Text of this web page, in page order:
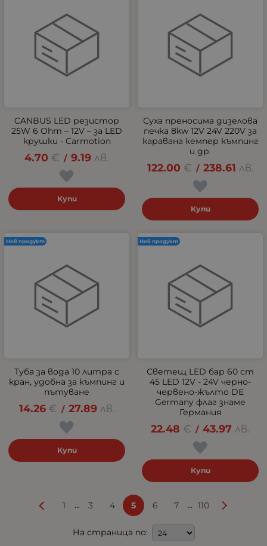
CANBUS LED резистор
25W 6 Ohm – 12V – за LED
крушки - Carmotion
4.70 € / 9.19 лв.
Купи
Суха преносима дизелова
печка 8kw 12V 24V 220V за
каравана кемпер къмпинг
и др.
122.00 € / 238.61 лв.
Купи
Туба за вода 10 литра с
кран, удобна за къмпинг и
пътуване
14.26 € / 27.89 лв.
Купи
Нов продукт
Светещ LED бар 60 cm
45 LED 12V - 24V черно-
червено-жълто DE
Germany флаг знаме
Германия
22.48 € / 43.97 лв.
Купи
Нов продукт
1 ... 3 4 5 6 7 ... 110
На страница по: